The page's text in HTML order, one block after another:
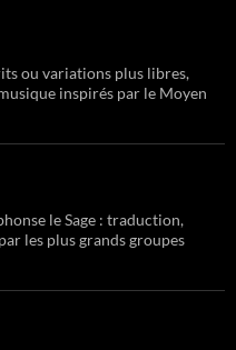
ou variations plus libres,
inspirés par le Moyen
le Sage : traduction,
les plus grands groupes